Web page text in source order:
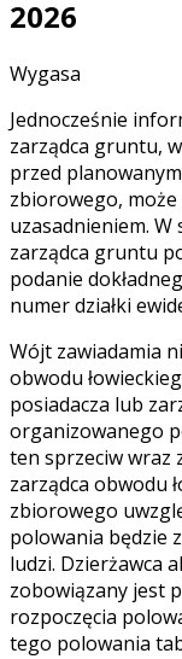
2026
Wygasa
Jednocześnie
zarządca gruntu,
przed
zbiorowego, może
uzasadnieniem. W
zarządca gruntu
podanie
numer działki
Wójt zawiadamia
obwodu
posiadacza lub
organizowanego
ten sprzeciw wraz
zarządca obwodu
zbiorowego
polowania będzie
ludzi. Dzierżawca
zobowiązany jest
rozpoczęcia
tego polowania